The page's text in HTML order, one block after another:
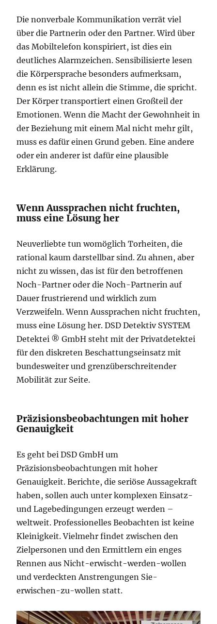
Die nonverbale Kommunikation verrät viel
über die Partnerin oder den Partner. Wird über
das Mobiltelefon konspiriert, ist dies ein
deutliches Alarmzeichen. Sensibilisierte lesen
die Körpersprache besonders aufmerksam,
denn es ist nicht allein die Stimme, die spricht.
Der Körper transportiert einen Großteil der
Emotionen. Wenn die Macht der Gewohnheit in
der Beziehung mit einem Mal nicht mehr gilt,
muss es dafür einen Grund geben. Eine andere
oder ein anderer ist dafür eine plausible
Erklärung.
Wenn Aussprachen nicht fruchten,
muss eine Lösung her
Neuverliebte tun womöglich Torheiten, die
rational kaum darstellbar sind. Zu ahnen, aber
nicht zu wissen, das ist für den betroffenen
Noch-Partner oder die Noch-Partnerin auf
Dauer frustrierend und wirklich zum
Verzweifeln. Wenn Aussprachen nicht fruchten,
muss eine Lösung her. DSD Detektiv SYSTEM
Detektei ® GmbH steht mit der Privatdetektei
für den diskreten Beschattungseinsatz mit
bundesweiter und grenzüberschreitender
Mobilität zur Seite.
Präzisionsbeobachtungen mit hoher
Genauigkeit
Es geht bei DSD GmbH um
Präzisionsbeobachtungen mit hoher
Genauigkeit. Berichte, die seriöse Aussagekraft
haben, sollen auch unter komplexen Einsatz-
und Lagebedingungen erzeugt werden –
weltweit. Professionelles Beobachten ist keine
Kleinigkeit. Vielmehr findet zwischen den
Zielpersonen und den Ermittlern ein enges
Rennen aus Nicht-erwischt-werden-wollen
und verdeckten Anstrengungen Sie-
erwischen-zu-wollen statt.